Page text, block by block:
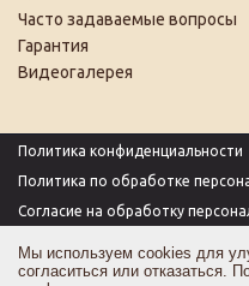
Часто задаваемые вопросы
Гарантия
Видеогалерея
Политика конфиденциальности
Политика по обработке
Согласие на обработку
Согласие на получение рекламы
Мы используем cookies для
согласиться или отказаться.